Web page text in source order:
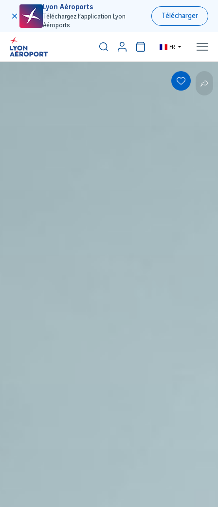
Lyon Aéroports
Téléchargez l’application Lyon
Aéroports
Télécharger
FR